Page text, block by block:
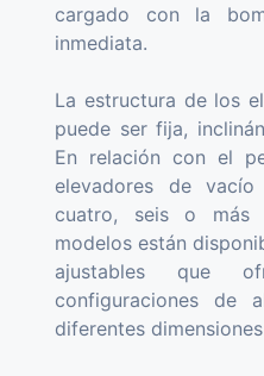
cargado con la
inmediata.
La estructura de los
puede ser fija,
En relación con el
elevadores de
cuatro, seis o más
modelos están
ajustables que
configuraciones de
diferentes